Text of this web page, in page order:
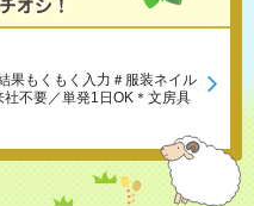
果もくもく入力＃服装ネイル
不要／単発1日OK＊文房具